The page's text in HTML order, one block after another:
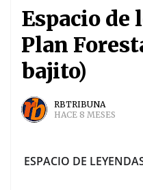
Espacio de
Plan
bajito)
RBTRIBUNA
HACE 8 MESES
ESPACIO DE